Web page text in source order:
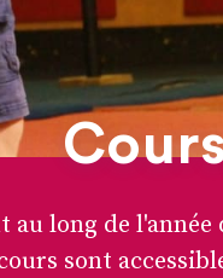
long de
sont